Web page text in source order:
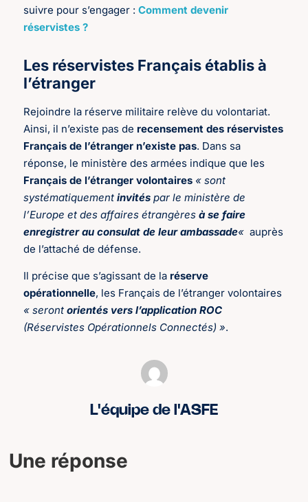
suivre pour s’engager : Comment devenir
réservistes ?
Les réservistes Français établis à
l’étranger
Rejoindre la réserve militaire relève du volontariat.
Ainsi, il n’existe pas de recensement des réservistes
Français de l’étranger n’existe pas. Dans sa
réponse, le ministère des armées indique que les
Français de l’étranger volontaires « sont
systématiquementinvités par le ministère de
l’Europe et des affaires étrangèresà se faire
enregistrer au consulat de leur ambassade« auprès
de l’attaché de défense.
Il précise que s’agissant de la réserve
opérationnelle, les Français de l’étranger volontaires
« serontorientés vers l’application ROC
(Réservistes Opérationnels Connectés) ».
L'équipe de l'ASFE
Une réponse